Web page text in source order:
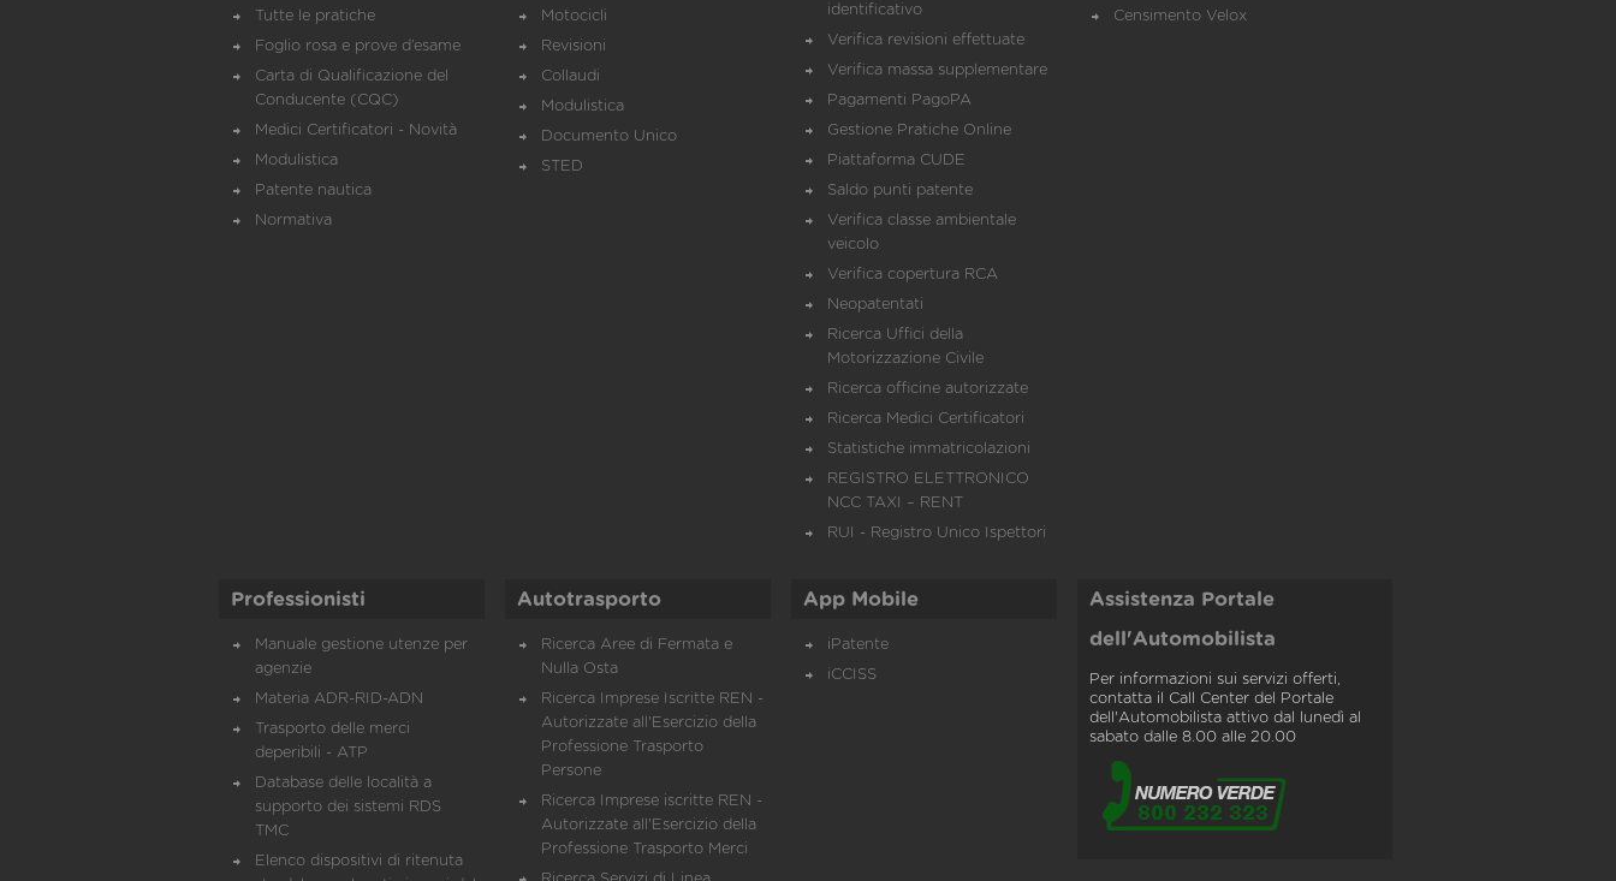
Tutte le pratiche
Foglio rosa e prove d’esame
Carta di Qualificazione del
Conducente (CQC)
Medici Certificatori - Novità
Modulistica
Patente nautica
Normativa
Motocicli
Revisioni
Collaudi
Modulistica
Documento Unico
STED
identificativo
Verifica revisioni effettuate
Verifica massa supplementare
Pagamenti PagoPA
Gestione Pratiche Online
Piattaforma CUDE
Saldo punti patente
Verifica classe ambientale
veicolo
Verifica copertura RCA
Neopatentati
Ricerca Uffici della
Motorizzazione Civile
Ricerca officine autorizzate
Ricerca Medici Certificatori
Statistiche immatricolazioni
REGISTRO ELETTRONICO
NCC TAXI – RENT
RUI - Registro Unico Ispettori
Censimento Velox
Professionisti
Manuale gestione utenze per
agenzie
Materia ADR-RID-ADN
Trasporto delle merci
deperibili - ATP
Database delle località a
supporto dei sistemi RDS
TMC
Elenco dispositivi di ritenuta
Autotrasporto
Ricerca Aree di Fermata e
Nulla Osta
Ricerca Imprese Iscritte REN -
Autorizzate all'Esercizio della
Professione Trasporto
Persone
Ricerca Imprese iscritte REN -
Autorizzate all'Esercizio della
Professione Trasporto Merci
App Mobile
iPatente
iCCISS
Assistenza Portale
dell'Automobilista
Per informazioni sui servizi offerti,
contatta il Call Center del Portale
dell'Automobilista attivo dal lunedì al
sabato dalle 8.00 alle 20.00